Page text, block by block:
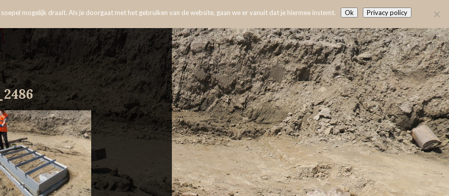
mogelijk draait. Als je doorgaat met het gebruiken van de website, gaan we er vanuit dat je hiermee instemt. Ok Privacy policy